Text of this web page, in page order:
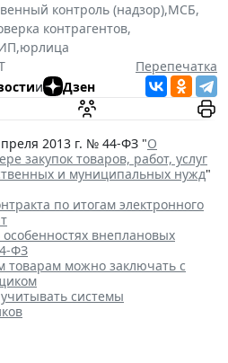
контроль (надзор),МСБ,
контрагентов,
,юрлица
Перепечатка
и Дзен
2013 г. № 44-ФЗ "О
закупок товаров, работ, услуг
и муниципальных нужд"
по итогам электронного
внеплановых
ФЗ
товарам можно заключать с
системы